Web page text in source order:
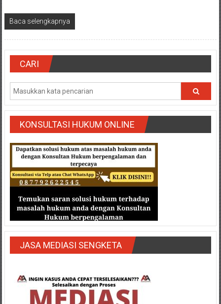
Lampung
Barat/
Lampung
Timur/Lampung/
Jambi/
Medan/
Aceh/
Damasyaraya/
Solok/
Padang
Selatan/Padang
barat/
Padang
Utara/
Kota
Padang/
Barat/
Pariaman/
Bukittinggi/
panjang/
Kayutanam/
Baca selengkapnya
CARI
KONSULTASI HUKUM ONLINE
JASA MEDIASI SENGKETA